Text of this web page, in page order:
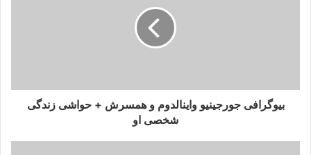
بیوگرافی جورجینیو واینالدوم و همسرش + حواشی زندگی
شخصی او